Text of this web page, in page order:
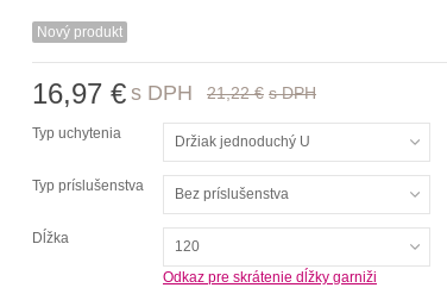
Nový produkt
16,97 € s DPH 21,22 € s DPH
Typ uchytenia Držiak jednoduchý U
Typ príslušenstva Bez príslušenstva
Dĺžka
120
Odkaz pre skrátenie dĺžky garniži